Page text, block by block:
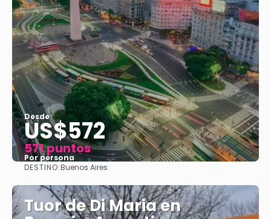
Desde
US$572
571 puntos
Por persona
DESTINO:Buenos Aires
Tuor de Di Maria en